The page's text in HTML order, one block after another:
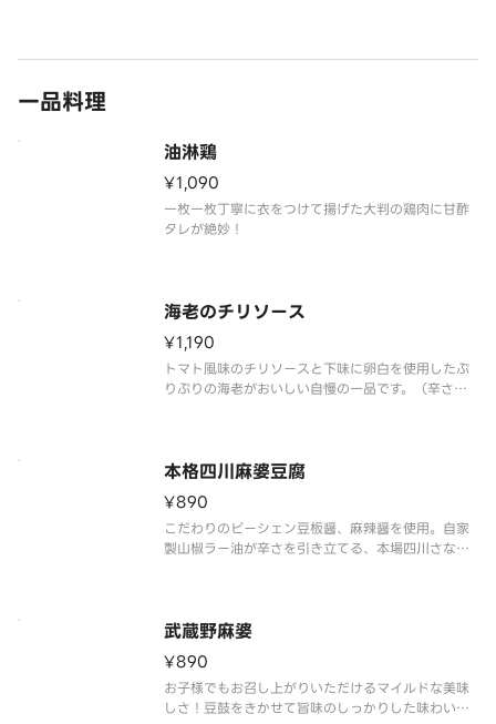
一品料理
油淋鶏
¥1,090
一枚一枚丁寧に衣をつけて揚げた大判の鶏肉に甘酢
タレが絶妙！
海老のチリソース
¥1,190
トマト風味のチリソースと下味に卵白を使用したぷ
りぷりの海老がおいしい自慢の一品です。（辛さレ
本格四川麻婆豆腐
¥890
こだわりのピーシェン豆板醤、麻辣醤を使用。自家
製山椒ラー油が辛さを引き立てる、本場四川さなが
武蔵野麻婆
¥890
お子様でもお召し上がりいただけるマイルドな美味
しさ！豆鼓をきかせて旨味のしっかりした味わいに